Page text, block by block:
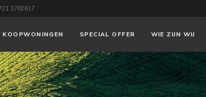
1702617
KOOPWONINGEN SPECIAL OFFER WIE ZIJN WIJ